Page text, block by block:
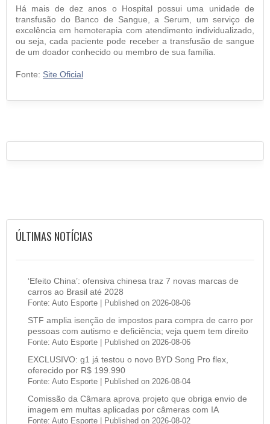
Há mais de dez anos o Hospital possui uma unidade de
transfusão do Banco de Sangue, a Serum, um serviço de
excelência em hemoterapia com atendimento individualizado,
ou seja, cada paciente pode receber a transfusão de sangue
de um doador conhecido ou membro de sua família.
Fonte: Site Oficial
ÚLTIMAS NOTÍCIAS
‘Efeito China’: ofensiva chinesa traz 7 novas marcas de
carros ao Brasil até 2028
Fonte: Auto Esporte Published on 2026-08-06
STF amplia isenção de impostos para compra de carro por
pessoas com autismo e deficiência; veja quem tem direito
Fonte: Auto Esporte Published on 2026-08-06
EXCLUSIVO: g1 já testou o novo BYD Song Pro flex,
oferecido por R$ 199.990
Fonte: Auto Esporte Published on 2026-08-04
Comissão da Câmara aprova projeto que obriga envio de
imagem em multas aplicadas por câmeras com IA
Fonte: Auto Esporte Published on 2026-08-02